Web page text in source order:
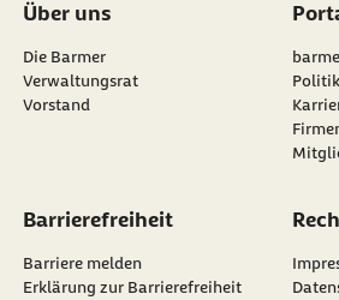
Über uns
Die Barmer
Verwaltungsrat
Vorstand
Politik
Barrierefreiheit
Barriere melden
Erklärung zur Barrierefreiheit